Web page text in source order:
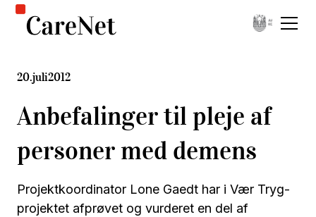
20.juli2012
Anbefalinger til pleje af
personer med demens
Projektkoordinator Lone Gaedt har i Vær Tryg-
projektet afprøvet og vurderet en del af